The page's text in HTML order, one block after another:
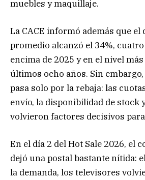
muebles y maquillaje.
La CACE informó además que el
promedio alcanzó el 34%,
encima de 2025 y en el nivel
últimos ocho años. Sin
pasa solo por la rebaja: las
envío, la disponibilidad de stock
volvieron factores decisivos
En el día 2 del Hot Sale 2026, el
dejó una postal bastante nítida:
la demanda, los televisores